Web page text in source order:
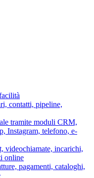
contatti, pipeline,
tramite moduli CRM,
Instagram, telefono, e-
videochiamate, incarichi,
online
pagamenti, cataloghi,